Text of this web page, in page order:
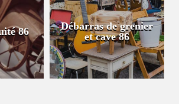
86
Débarras de grenier
et cave 86